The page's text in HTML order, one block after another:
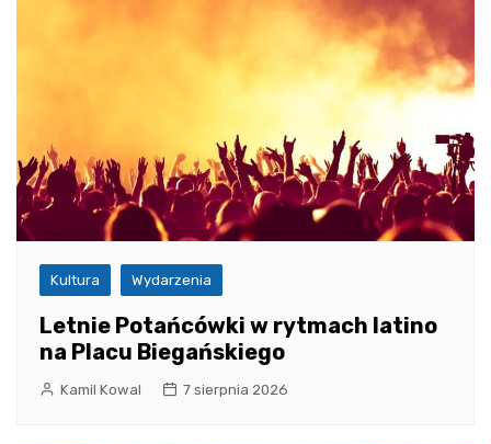
Kultura Wydarzenia
Letnie Potańcówki w rytmach latino
na Placu Biegańskiego
Kamil Kowal 7 sierpnia 2026